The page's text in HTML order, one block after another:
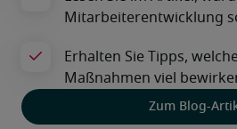
Zum Blog-